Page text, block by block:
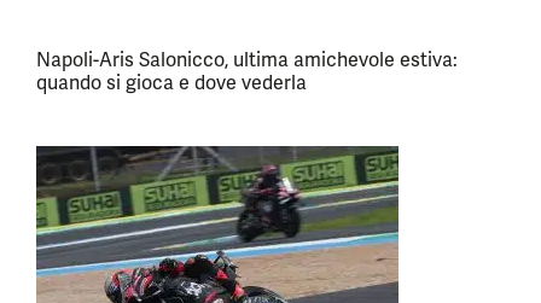
Napoli-Aris Salonicco, ultima amichevole estiva:
quando si gioca e dove vederla